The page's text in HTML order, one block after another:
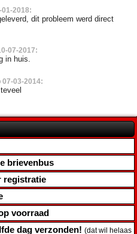
2018:
dit probleem werd direct
07-2017:
in huis.
03-2014:
brievenbus
registratie
voorraad
dag verzonden! (dat wil helaas